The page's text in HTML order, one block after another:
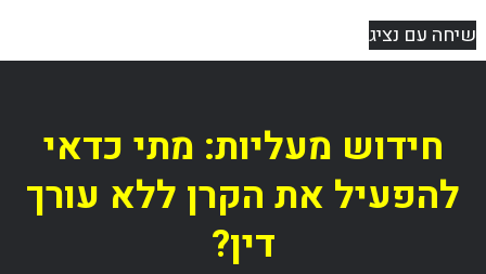
שיחה עם נציג
חידוש מעליות: מתי כדאי
להפעיל את הקרן ללא עורך
דין?